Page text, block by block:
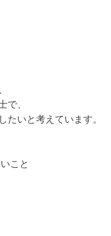
で、
たいと考えています。
こと